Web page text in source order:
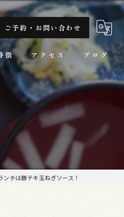
ご予約・お問い合わせ
徴
料理
アクセス ブログ
ンチは豚テキ玉ねぎソース！